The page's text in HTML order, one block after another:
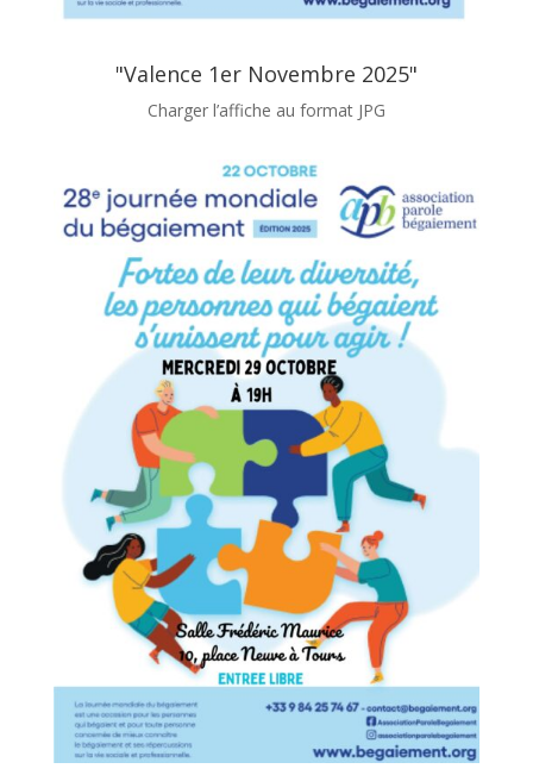
"Valence 1er Novembre 2025"
Charger l’affiche au format JPG